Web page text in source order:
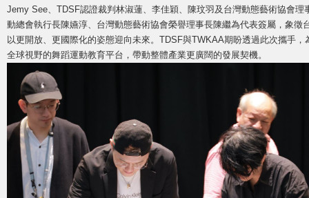
Jemy See、TDSF認證裁判林淑蓮、李佳穎、陳玟羽及台灣動態藝術協會
動總會執行長陳嬿淳、台灣動態藝術協會榮譽理事長陳繼為代表簽屬，象徵
以更開放、更國際化的姿態迎向未來。TDSF與TWKAA期盼透過此次攜手
全球視野的舞蹈運動教育平台，帶動整體產業更廣闊的發展契機。